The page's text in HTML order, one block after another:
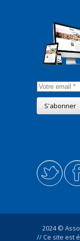
2024 ©
// Ce site est